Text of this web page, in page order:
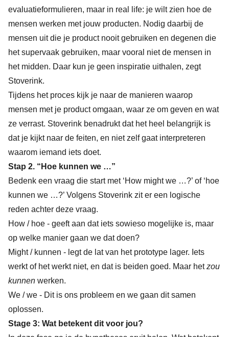
evaluatieformulieren, maar in real life: je wilt zien hoe de
mensen werken met jouw producten. Nodig daarbij de
mensen uit die je product nooit gebruiken en degenen die
het supervaak gebruiken, maar vooral niet de mensen in
het midden. Daar kun je geen inspiratie uithalen, zegt
Stoverink.
Tijdens het proces kijk je naar de manieren waarop
mensen met je product omgaan, waar ze om geven en wat
ze verrast. Stoverink benadrukt dat het heel belangrijk is
dat je kijkt naar de feiten, en niet zelf gaat interpreteren
waarom iemand iets doet.
Stap 2. “Hoe kunnen we …”
Bedenk een vraag die start met ‘How might we …?’ of ‘hoe
kunnen we …?’ Volgens Stoverink zit er een logische
reden achter deze vraag.
How / hoe - geeft aan dat iets sowieso mogelijke is, maar
op welke manier gaan we dat doen?
Might / kunnen - legt de lat van het prototype lager. Iets
werkt of het werkt niet, en dat is beiden goed. Maar hetzou
kunnen werken.
We / we - Dit is ons probleem en we gaan dit samen
oplossen.
Stage 3: Wat betekent dit voor jou?